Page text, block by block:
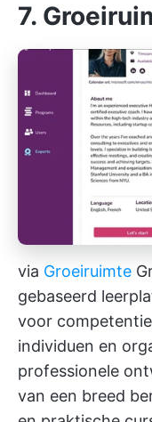
7.
via Groeiruimte
gebaseerd
voor
individuen en
professionele
van een breed